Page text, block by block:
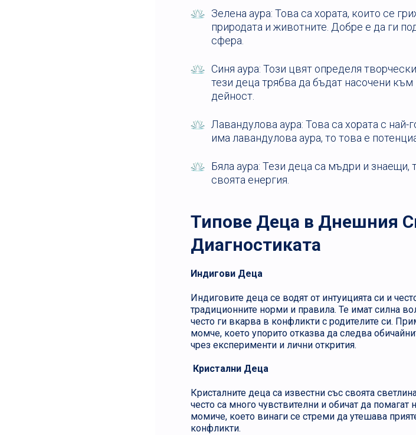
Зелена аура: Това са хората, които се
природата и животните. Добре е да ги
сфера.
Синя аура: Този цвят определя
тези деца трябва да бъдат насочени
дейност.
Лавандулова аура: Това са хората с
има лавандулова аура, то това е
Бяла аура: Тези деца са мъдри и знаещи,
своята енергия.
Типове Деца в Днешния
Диагностиката
Индигови Деца
Индиговите деца се водят от интуицията си и
традиционните норми и правила. Те имат силна
често ги вкарва в конфликти с родителите си.
момче, което упорито отказва да следва
чрез експерименти и лични открития.
Кристални Деца
Кристалните деца са известни със своята
често са много чувствителни и обичат да
момиче, което винаги се стреми да утешава
конфликти.